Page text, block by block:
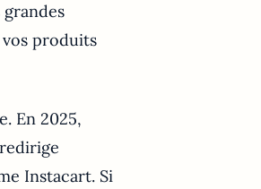
vos produits
En 2025,
Instacart. Si